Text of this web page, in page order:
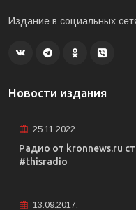
Издание в социальных
Новости издания
25.11.2022.
Радио от kronnews.ru
#thisradio
13.09.2017.